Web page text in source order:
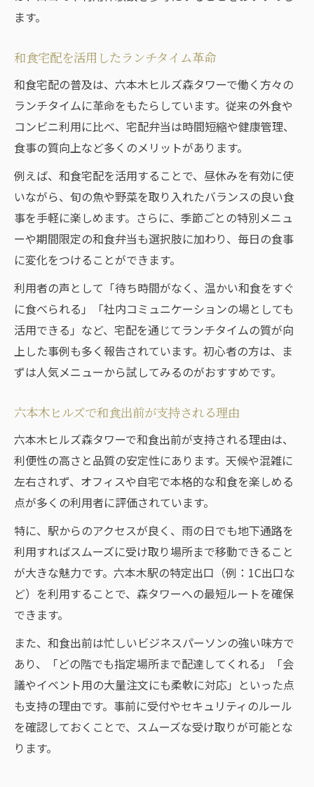
ます。
和食宅配を活用したランチタイム革命
和食宅配の普及は、六本木ヒルズ森タワーで働く方々の
ランチタイムに革命をもたらしています。従来の外食や
コンビニ利用に比べ、宅配弁当は時間短縮や健康管理、
食事の質向上など多くのメリットがあります。
例えば、和食宅配を活用することで、昼休みを有効に使
いながら、旬の魚や野菜を取り入れたバランスの良い食
事を手軽に楽しめます。さらに、季節ごとの特別メニュ
ーや期間限定の和食弁当も選択肢に加わり、毎日の食事
に変化をつけることができます。
利用者の声として「待ち時間がなく、温かい和食をすぐ
に食べられる」「社内コミュニケーションの場としても
活用できる」など、宅配を通じてランチタイムの質が向
上した事例も多く報告されています。初心者の方は、ま
ずは人気メニューから試してみるのがおすすめです。
六本木ヒルズで和食出前が支持される理由
六本木ヒルズ森タワーで和食出前が支持される理由は、
利便性の高さと品質の安定性にあります。天候や混雑に
左右されず、オフィスや自宅で本格的な和食を楽しめる
点が多くの利用者に評価されています。
特に、駅からのアクセスが良く、雨の日でも地下通路を
利用すればスムーズに受け取り場所まで移動できること
が大きな魅力です。六本木駅の特定出口（例：1C出口な
ど）を利用することで、森タワーへの最短ルートを確保
できます。
また、和食出前は忙しいビジネスパーソンの強い味方で
あり、「どの階でも指定場所まで配達してくれる」「会
議やイベント用の大量注文にも柔軟に対応」といった点
も支持の理由です。事前に受付やセキュリティのルール
を確認しておくことで、スムーズな受け取りが可能とな
ります。